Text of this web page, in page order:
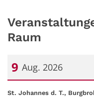
Raum
9 Aug. 2026
Datum: 9. August
St. Johannes d. T.,